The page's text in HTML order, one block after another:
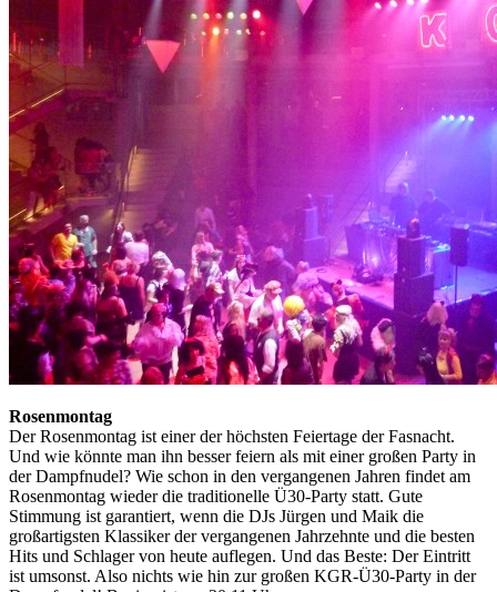
Rosenmontag
Der Rosenmontag ist einer der höchsten Feiertage der Fasnacht.
Und wie könnte man ihn besser feiern als mit einer großen Party in
der Dampfnudel? Wie schon in den vergangenen Jahren findet am
Rosenmontag wieder die traditionelle Ü30-Party statt. Gute
Stimmung ist garantiert, wenn die DJs Jürgen und Maik die
großartigsten Klassiker der vergangenen Jahrzehnte und die besten
Hits und Schlager von heute auflegen. Und das Beste: Der Eintritt
ist umsonst. Also nichts wie hin zur großen KGR-Ü30-Party in der